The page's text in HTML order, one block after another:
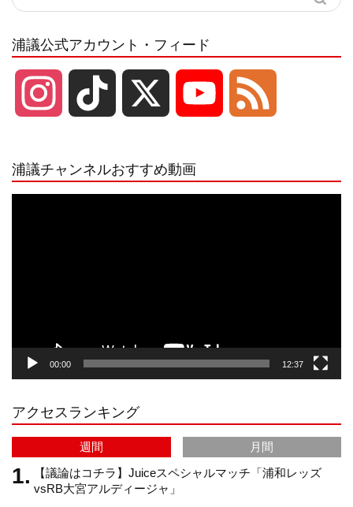
浦議公式アカウント・フィード
r
a
m
e
C
h
浦議チャンネルおすすめ動画
00:00 12:37
アクセスランキング
週間
月間
【議論はコチラ】Juiceスペシャルマッチ「浦和レッズ
vsRB大宮アルディージャ」